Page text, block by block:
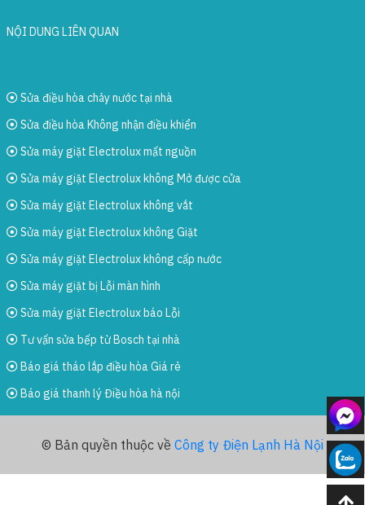
NỘI DUNG LIÊN QUAN
Sửa điều hòa chảy nước tại nhà
Sửa điều hòa Không nhận điều khiển
Sửa máy giặt Electrolux mất nguồn
Sửa máy giặt Electrolux không Mở được cửa
Sửa máy giặt Electrolux không vắt
Sửa máy giặt Electrolux không Giặt
Sửa máy giặt Electrolux không cấp nước
Sửa máy giặt bị Lỗi màn hình
Sửa máy giặt Electrolux báo Lỗi
Tư vấn sửa bếp từ Bosch tại nhà
Báo giá tháo lắp điều hòa Giá rẻ
Báo giá thanh lý Điều hòa hà nội
© Bản quyền thuộc về Công ty Điện Lạnh Hà Nội